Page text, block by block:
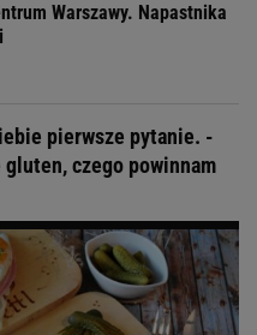
Warszawy. Napastnika
pierwsze pytanie. -
czego powinnam